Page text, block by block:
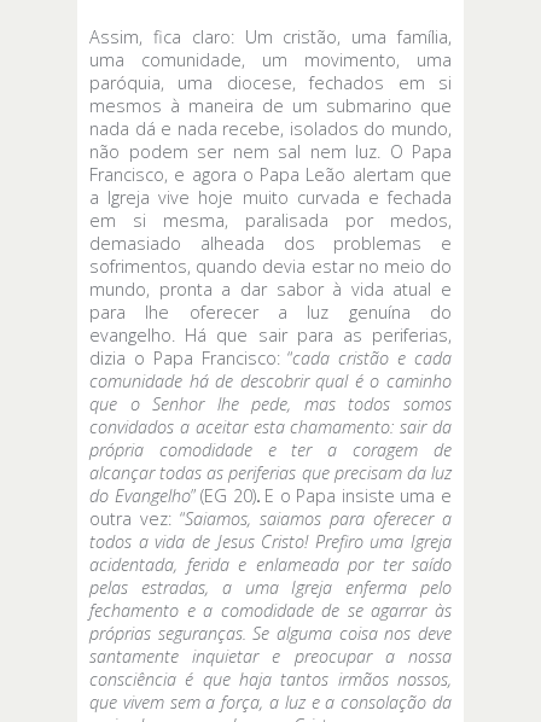
Assim, fica claro: Um cristão, uma família,
uma comunidade, um movimento, uma
paróquia, uma diocese, fechados em si
mesmos à maneira de um submarino que
nada dá e nada recebe, isolados do mundo,
não podem ser nem sal nem luz. O Papa
Francisco, e agora o Papa Leão alertam que
a Igreja vive hoje muito curvada e fechada
em si mesma, paralisada por medos,
demasiado alheada dos problemas e
sofrimentos, quando devia estar no meio do
mundo, pronta a dar sabor à vida atual e
para lhe oferecer a luz genuína do
evangelho. Há que sair para as periferias,
dizia o Papa Francisco: “cada cristão e cada
comunidade há de descobrir qual é o caminho
que o Senhor lhe pede, mas todos somos
convidados a aceitar esta chamamento: sair da
própria comodidade e ter a coragem de
alcançar todas as periferias que precisam da luz
do Evangelho” (EG 20).E o Papa insiste uma e
outra vez: “Saiamos, saiamos para oferecer a
todos a vida de Jesus Cristo! Prefiro uma Igreja
acidentada, ferida e enlameada por ter saído
pelas estradas, a uma Igreja enferma pelo
fechamento e a comodidade de se agarrar às
próprias seguranças. Se alguma coisa nos deve
santamente inquietar e preocupar a nossa
consciência é que haja tantos irmãos nossos,
que vivem sem a força, a luz e a consolação da